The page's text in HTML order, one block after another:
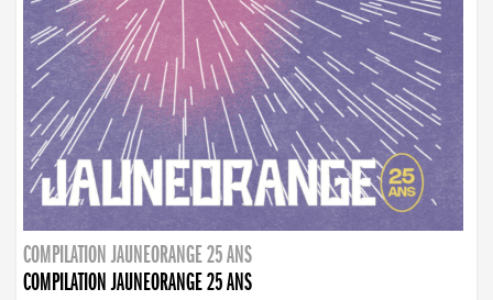
COMPILATION JAUNEORANGE 25 ANS
COMPILATION JAUNEORANGE 25 ANS